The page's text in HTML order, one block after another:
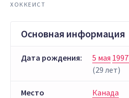
ХОККЕИСТ
Основная информация
Дата рождения: 5 мая
(29 лет)
Место
Канада